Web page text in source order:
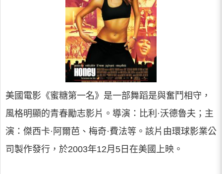
美國電影《蜜糖第一名》是一部舞蹈是與奮鬥相守，
風格明顯的青春勵志影片。導演：比利·沃德魯夫；主
演：傑西卡·阿爾芭、梅奇·費法等。該片由環球影業公
司製作發行，於2003年12月5日在美國上映。